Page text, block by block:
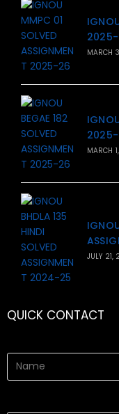
MARCH
MARCH
JULY 21,
QUICK CONTACT